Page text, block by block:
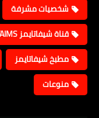
شخصيات مشرفة
قناة شيفاتايمز TV / SHEFATAIMS
مطبخ شيفاتايمز
منوعات